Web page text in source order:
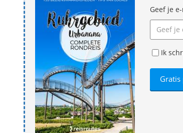
Geef je
Ik